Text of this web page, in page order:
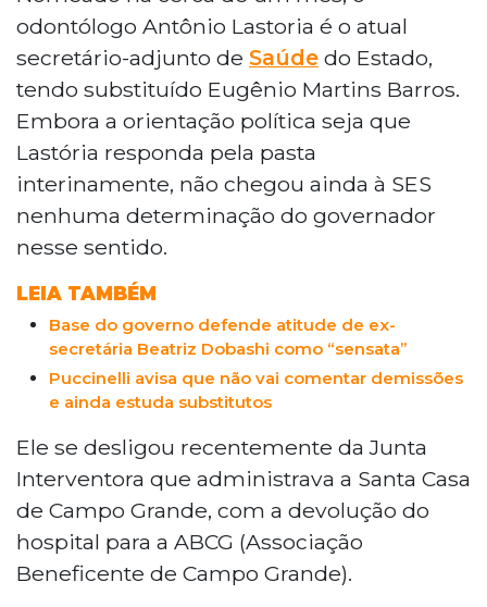
odontólogo Antônio Lastoria é o atual
secretário-adjunto de Saúde do Estado,
tendo substituído Eugênio Martins Barros.
Embora a orientação política seja que
Lastória responda pela pasta
interinamente, não chegou ainda à SES
nenhuma determinação do governador
nesse sentido.
LEIA TAMBÉM
Base do governo defende atitude de ex-
secretária Beatriz Dobashi como “sensata”
Puccinelli avisa que não vai comentar demissões
e ainda estuda substitutos
Ele se desligou recentemente da Junta
Interventora que administrava a Santa Casa
de Campo Grande, com a devolução do
hospital para a ABCG (Associação
Beneficente de Campo Grande).